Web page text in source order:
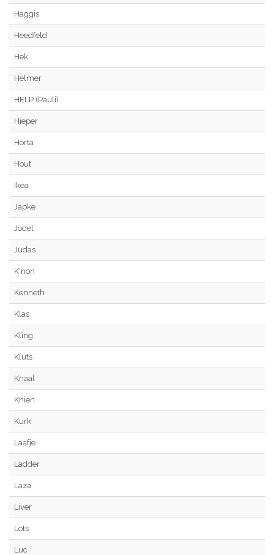
Haggis
Heedfeld
Hek
Helmer
HELP (Pauli)
Hieper
Horta
Hout
Ikea
Japke
Jodel
Judas
K'non
Kenneth
Klas
Kling
Kluts
Knaal
Knien
Kurk
Laafje
Ladder
Laza
Liver
Lots
Luc